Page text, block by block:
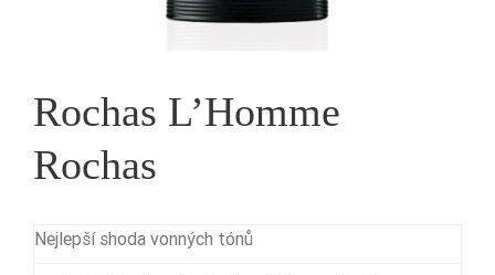
Rochas L’Homme
Rochas
Nejlepší shoda vonných tónů